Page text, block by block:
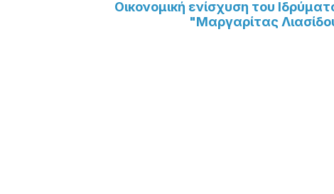
Οικονομική ενίσχυση του
"Μαργαρίτας